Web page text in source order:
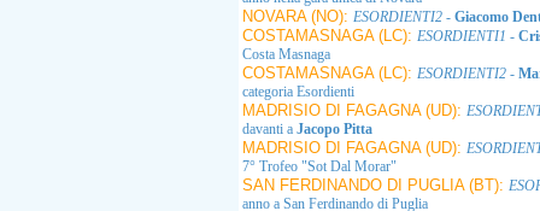
NOVARA (NO): ESORDIENTI2 - Giacomo
COSTAMASNAGA (LC): ESORDIENTI1 -
Costa Masnaga
COSTAMASNAGA (LC): ESORDIENTI2 -
categoria Esordienti
MADRISIO DI FAGAGNA (UD):
davanti a Jacopo Pitta
MADRISIO DI FAGAGNA (UD):
7° Trofeo "Sot Dal Morar"
SAN FERDINANDO DI PUGLIA (BT):
anno a San Ferdinando di Puglia